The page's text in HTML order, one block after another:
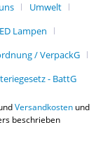
Umwelt
Lampen
/ VerpackG
- BattG
Versandkostenund
beschrieben